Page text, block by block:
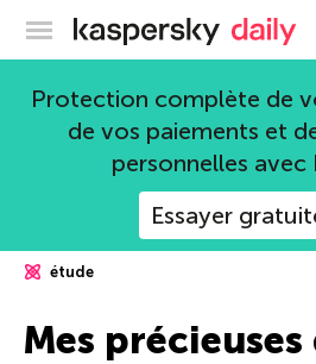
Blog
Protection complète de
de vos paiements et
personnelles avec
Essayer
étude
Mes précieuses